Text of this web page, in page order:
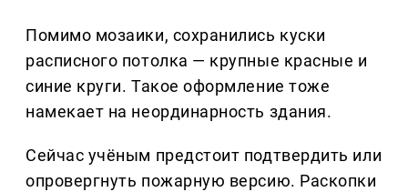
Помимо мозаики, сохранились куски
расписного потолка — крупные красные и
синие круги. Такое оформление тоже
намекает на неординарность здания.
Сейчас учёным предстоит подтвердить или
опровергнуть пожарную версию. Раскопки